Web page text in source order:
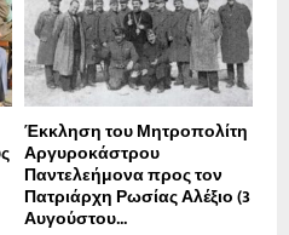
Έκκληση του Μητροπολίτη
Αργυροκάστρου
Παντελεήμονα προς τον
Πατριάρχη Ρωσίας Αλέξιο (3
Αυγούστου...